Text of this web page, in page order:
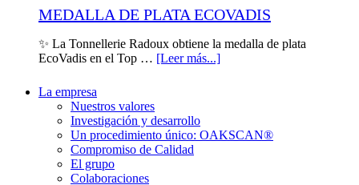
MEDALLA DE PLATA ECOVADIS
✨ La Tonnellerie Radoux obtiene la medalla de plata
EcoVadis en el Top … [Leer más...]
La empresa
Nuestros valores
Investigación y desarrollo
Un procedimiento único: OAKSCAN®
Compromiso de Calidad
El grupo
Colaboraciones